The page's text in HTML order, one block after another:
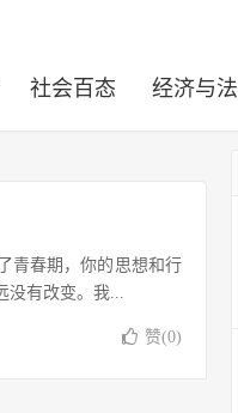
社会百态 经济与法
青春期，你的思想和行
没有改变。我...
赞(0)